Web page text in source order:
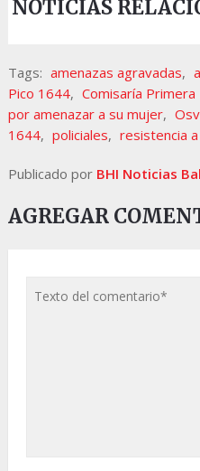
NOTICIAS
Tags: amenazas agravadas,
Pico 1644, Comisaría Primera
por amenazar a su mujer,
1644, policiales, resistencia
Publicado por BHI Noticias
AGREGAR